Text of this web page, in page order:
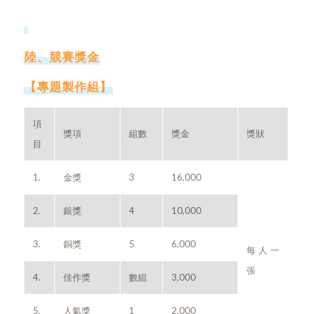
陸、競賽獎金
【專題製作組】
項
目
獎項 組數 獎金 獎狀
1. 金獎 3 16,000
每人一
張
2. 銀獎 4 10,000
3. 銅獎 5 6,000
4. 佳作獎 數組 3,000
5. 人氣獎 1 2,000